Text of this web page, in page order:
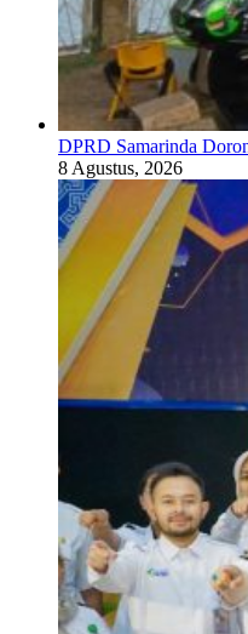
DPRD Samarinda
8 Agustus, 2026